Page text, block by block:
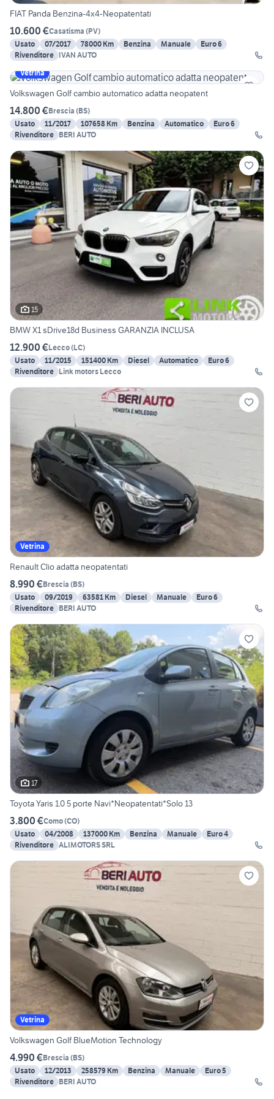
FIAT Panda Benzina-4x4-Neopatentati
10.600 €Casatisma (PV)
Usato
07/2017 78000 Km Benzina Manuale
Euro 6
Rivenditore IVAN AUTO
Vetrina
Volkswagen Golf cambio automatico adatta neopatent
14.800 €Brescia (BS)
Usato
11/2017 107658 Km Benzina Automatico
Euro 6
Rivenditore BERI AUTO
15
BMW X1 sDrive18d Business GARANZIA INCLUSA
12.900 €Lecco(LC)
Usato
11/2015 151400 Km Diesel Automatico
Euro 6
Rivenditore Link motors Lecco
Vetrina
Renault Clio adatta neopatentati
8.990 €Brescia (BS)
Usato
09/2019 63581 Km Diesel Manuale
Euro 6
Rivenditore BERI AUTO
17
Toyota Yaris 1.0 5 porte Navi*Neopatentati*Solo 13
3.800 €Como(CO)
Usato
04/2008 137000 Km Benzina Manuale
Euro 4
Rivenditore ALIMOTORS SRL
Vetrina
Volkswagen Golf BlueMotion Technology
4.990 €Brescia (BS)
Usato
12/2013 258579 Km Benzina Manuale
Euro 5
Rivenditore BERI AUTO